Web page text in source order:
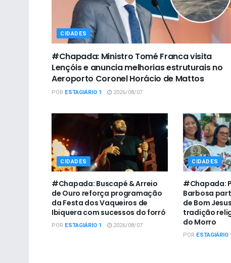
CIDADES
#Chapada: Ministro Tomé Franca visita
Lençóis e anuncia melhorias estruturais no
Aeroporto Coronel Horácio de Mattos
POR ESTAGIÁRIO 1 2026/08/07
CIDADES
#Chapada: Buscapé & Arreio
de Ouro reforça programação
da Festa dos Vaqueiros de
Ibiquera com sucessos do forró
POR ESTAGIÁRIO 1 2026/08/07
CIDADES
#Chapada:
Barbosa
de Bom
tradição
do Morro
POR ESTAGIÁRIO